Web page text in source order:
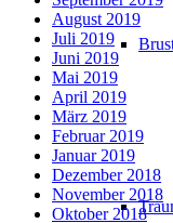
August 2019
Juli 2019
Juni 2019
Mai 2019
April 2019
März 2019
Februar 2019
Januar 2019
Dezember 2018
November 2018
Oktober 2018